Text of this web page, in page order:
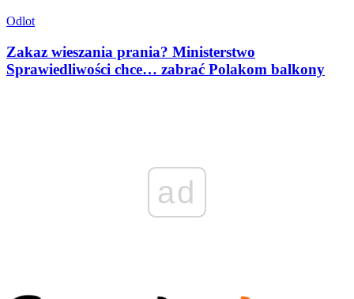
Odlot
Zakaz wieszania prania? Ministerstwo
Sprawiedliwości chce… zabrać Polakom balkony
ad